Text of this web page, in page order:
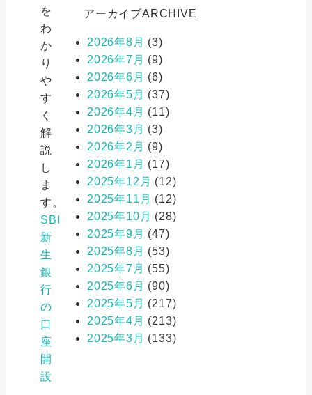
を
わ
か
り
や
す
く
解
説
し
ま
す。
SBI
新
生
銀
行
の
口
座
開
設
アーカイブARCHIVE
2026年8月 (3)
2026年7月 (9)
2026年6月 (6)
2026年5月 (37)
2026年4月 (11)
2026年3月 (3)
2026年2月 (9)
2026年1月 (17)
2025年12月 (12)
2025年11月 (12)
2025年10月 (28)
2025年9月 (47)
2025年8月 (53)
2025年7月 (55)
2025年6月 (90)
2025年5月 (217)
2025年4月 (213)
2025年3月 (133)